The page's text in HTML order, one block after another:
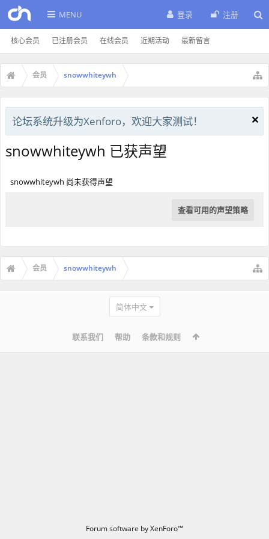
MENU
核心会员 已注册会员 在线会员 近期活动 最新留言
登录 注册
会员 snowwhiteywh
论坛系统升级为Xenforo，欢迎大家测试！
snowwhiteywh 已获声望
snowwhiteywh 尚未获得声望
查看可用的声望策略
会员 snowwhiteywh
简体中文
联系我们 帮助 条款和规则
Forum software by XenForo™